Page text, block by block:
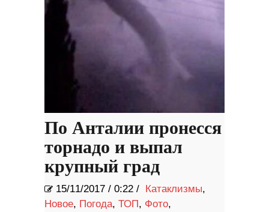
По Анталии пронесся
торнадо и выпал
крупный град
15/11/2017 / 0:22 / Катаклизмы,
Новое, Погода, ТОП, Фото,